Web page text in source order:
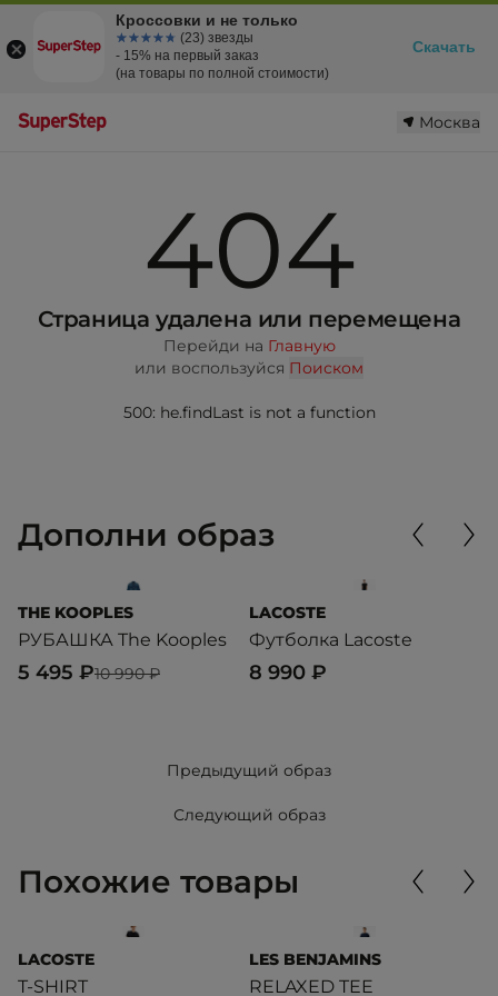
Москва
404
Страница удалена или перемещена
Перейди на Главную
или воспользуйся Поиском
500: he.findLast is not a function
Дополни образ
THE KOOPLES
РУБАШКА The Kooples
10 990 ₽
5 495 ₽
LACOSTE
Футболка Lacoste
8 990 ₽
Предыдущий образ
Следующий образ
Похожие товары
LACOSTE
T-SHIRT
LES BENJAMINS
RELAXED TEE
Кроссовки и не только
☆☆☆☆☆
★★★★★ (23) звезды
- 15% на первый заказ
(на товары по полной стоимости)
Скачать